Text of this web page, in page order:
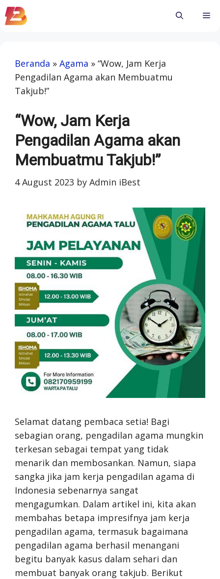
Skip
to
Beranda » Agama » “Wow, Jam Kerja
Pengadilan Agama akan Membuatmu
Takjub!”
“Wow, Jam Kerja
Pengadilan Agama akan
Membuatmu Takjub!”
4 August 2023 by Admin iBest
Selamat datang pembaca setia! Bagi
sebagian orang, pengadilan agama mungkin
terkesan sebagai tempat yang tidak
menarik dan membosankan. Namun, siapa
sangka jika jam kerja pengadilan agama di
Indonesia sebenarnya sangat
mengagumkan. Dalam artikel ini, kita akan
membahas betapa impresifnya jam kerja
pengadilan agama, termasuk bagaimana
pengadilan agama berhasil menangani
begitu banyak kasus dalam sehari dan
membuat banyak orang takjub. Berikut